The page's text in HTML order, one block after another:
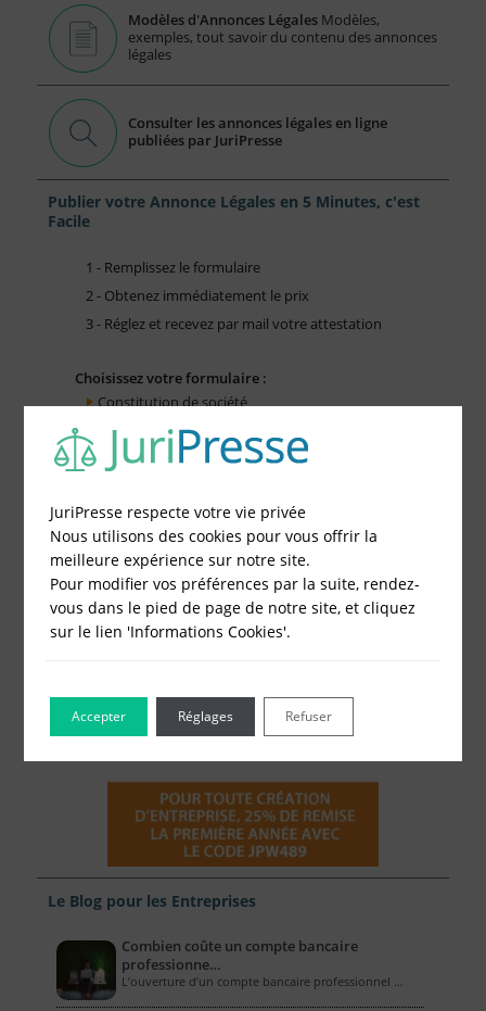
Modèles d'Annonces Légales Modèles,
exemples, tout savoir du contenu des annonces
légales
Consulter les annonces légales en ligne
publiées par JuriPresse
Publier votre Annonce Légales en 5 Minutes, c'est
Facile
1 - Remplissez le formulaire
2 - Obtenez immédiatement le prix
3 - Réglez et recevez par mail votre attestation
Choisissez votre formulaire :
Constitution de société
Modification de société
Fonds de Commerce
Cessation d'activité
Le Blog pour les Entreprises
Combien coûte un compte bancaire
professionne…
L’ouverture d’un compte bancaire professionnel …
JuriPresse respecte votre vie privée
Nous utilisons des cookies pour vous offrir la
meilleure expérience sur notre site.
Pour modifier vos préférences par la suite, rendez-
vous dans le pied de page de notre site, et cliquez
sur le lien 'Informations Cookies'.
Accepter Refuser
Réglages